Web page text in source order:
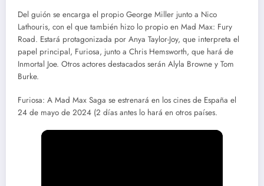
Del guión se encarga el propio George Miller junto a Nico
Lathouris, con el que también hizo lo propio en Mad Max: Fury
Road. Estará protagonizada por Anya Taylor-Joy, que interpreta el
papel principal, Furiosa, junto a Chris Hemsworth, que hará de
Inmortal Joe. Otros actores destacados serán Alyla Browne y Tom
Burke.
Furiosa: A Mad Max Saga se estrenará en los cines de España el
24 de mayo de 2024 (2 días antes lo hará en otros países.